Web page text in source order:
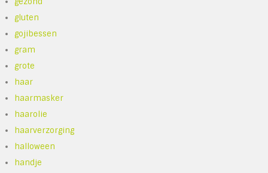
gluten
gojibessen
gram
grote
haar
haarmasker
haarolie
haarverzorging
halloween
handje